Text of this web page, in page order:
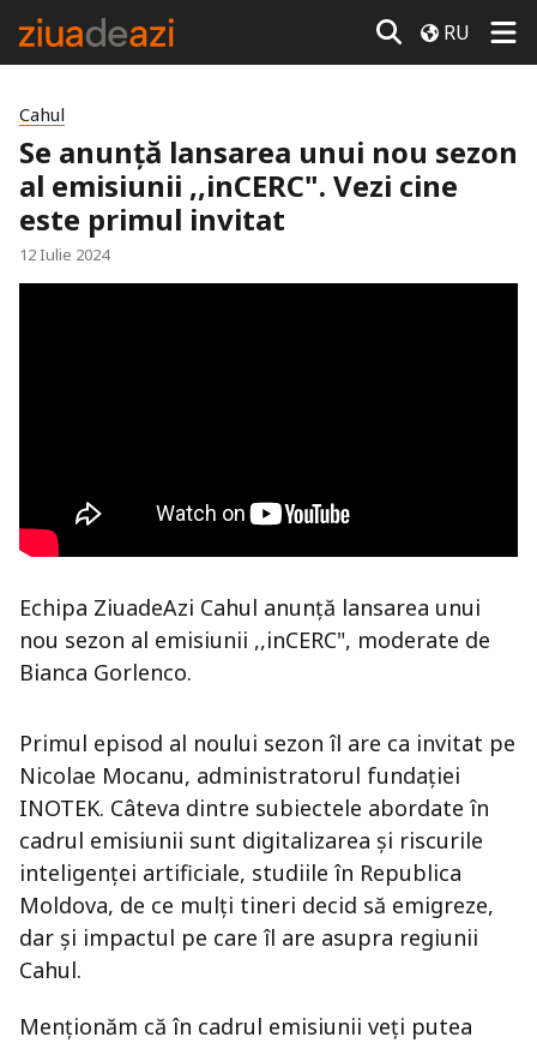
RU
Cahul
Se anunță lansarea unui nou sezon
al emisiunii ,,inCERC". Vezi cine
este primul invitat
12 Iulie 2024
Echipa ZiuadeAzi Cahul anunță lansarea unui
nou sezon al emisiunii ,,inCERC", moderate de
Bianca Gorlenco.
Primul episod al noului sezon îl are ca invitat pe
Nicolae Mocanu, administratorul fundației
INOTEK. Câteva dintre subiectele abordate în
cadrul emisiunii sunt digitalizarea și riscurile
inteligenței artificiale, studiile în Republica
Moldova, de ce mulți tineri decid să emigreze,
dar și impactul pe care îl are asupra regiunii
Cahul.
Menționăm că în cadrul emisiunii veți putea